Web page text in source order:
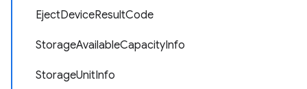
EjectDeviceResultCode
StorageAvailableCapacityInfo
StorageUnitInfo